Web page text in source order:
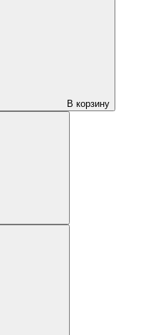
В корзину